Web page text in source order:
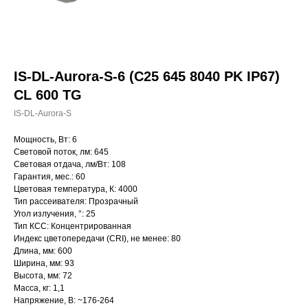
IS-DL-Aurora-S-6 (C25 645 8040 PK IP67)
CL 600 TG
IS-DL-Aurora-S
Мощность, Вт: 6
Световой поток, лм: 645
Световая отдача, лм/Вт: 108
Гарантия, мес.: 60
Цветовая температура, К: 4000
Тип рассеивателя: Прозрачный
Угол излучения, °: 25
Тип КСС: Концентрированная
Индекс цветопередачи (CRI), не менее: 80
Длина, мм: 600
Ширина, мм: 93
Высота, мм: 72
Масса, кг: 1,1
Напряжение, В: ~176-264